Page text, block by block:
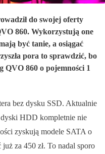
do swojej oferty
860. Wykorzystują one
być tanie, a osiągać
pora to sprawdzić, bo
QVO 860 o pojemności 1
bez dysku SSD. Aktualnie
dyski HDD kompletnie nie
zyskują modele SATA o
za 450 zł. To nadal sporo